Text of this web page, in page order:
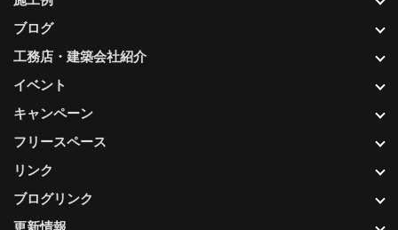
ブログ
工務店・建築会社紹介
イベント
キャンペーン
フリースペース
リンク
ブログリンク